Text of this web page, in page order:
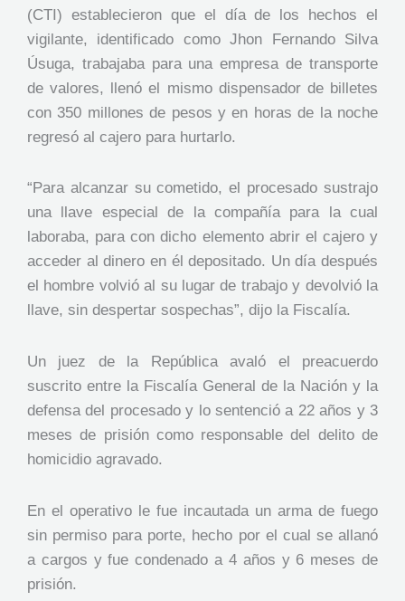
(CTI) establecieron que el día de los hechos el
vigilante, identificado como Jhon Fernando Silva
Úsuga, trabajaba para una empresa de transporte
de valores, llenó el mismo dispensador de billetes
con 350 millones de pesos y en horas de la noche
regresó al cajero para hurtarlo.
“Para alcanzar su cometido, el procesado sustrajo
una llave especial de la compañía para la cual
laboraba, para con dicho elemento abrir el cajero y
acceder al dinero en él depositado. Un día después
el hombre volvió al su lugar de trabajo y devolvió la
llave, sin despertar sospechas”, dijo la Fiscalía.
Un juez de la República avaló el preacuerdo
suscrito entre la Fiscalía General de la Nación y la
defensa del procesado y lo sentenció a 22 años y 3
meses de prisión como responsable del delito de
homicidio agravado.
En el operativo le fue incautada un arma de fuego
sin permiso para porte, hecho por el cual se allanó
a cargos y fue condenado a 4 años y 6 meses de
prisión.